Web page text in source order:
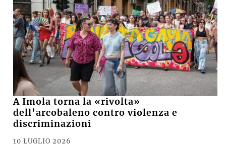
A Imola torna la «rivolta»
dell’arcobaleno contro violenza e
discriminazioni
10 LUGLIO 2026